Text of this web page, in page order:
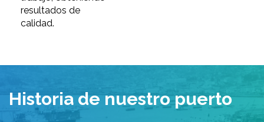
resultados de
calidad.
Historia de nuestro puerto